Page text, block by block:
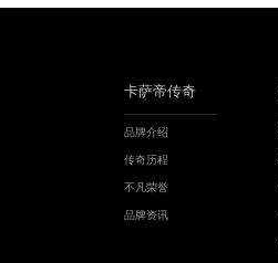
卡萨帝传奇
品牌介绍
传奇历程
不凡荣誉
品牌资讯